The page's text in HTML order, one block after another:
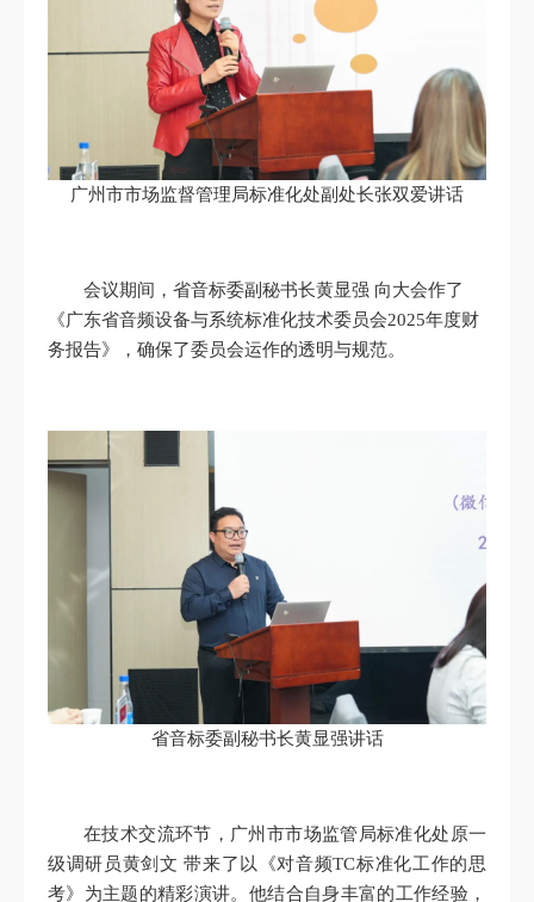
广州市市场监督管理局标准化处副处长张双爱讲话
会议期间，省音标委副秘书长黄显强 向大会作了
《广东省音频设备与系统标准化技术委员会2025年度财
务报告》，确保了委员会运作的透明与规范。
省音标委副秘书长黄显强讲话
在技术交流环节，广州市市场监管局标准化处原一
级调研员黄剑文 带来了以《对音频TC标准化工作的思
考》为主题的精彩演讲。他结合自身丰富的工作经验，